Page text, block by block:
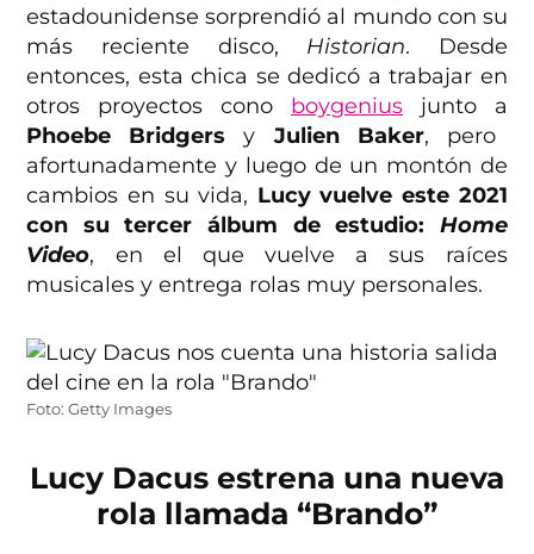
estadounidense sorprendió al mundo con su
más reciente disco, Historian. Desde
entonces, esta chica se dedicó a trabajar en
otros proyectos cono boygeniusjunto a
Phoebe Bridgers y Julien Baker, pero
afortunadamente y luego de un montón de
cambios en su vida, Lucy vuelve este 2021
con su tercer álbum de estudio: Home
Video, en el que vuelve a sus raíces
musicales y entrega rolas muy personales.
Foto: Getty Images
Lucy Dacus estrena una nueva
rola llamada “Brando”